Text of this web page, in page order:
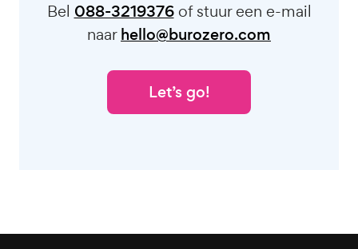
Bel 088-3219376of stuur een e-mail
naarhello@burozero.com
Let’s go!